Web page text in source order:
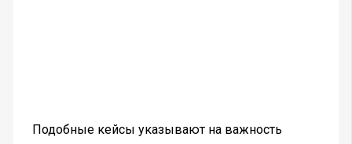
Подобные кейсы указывают на важность